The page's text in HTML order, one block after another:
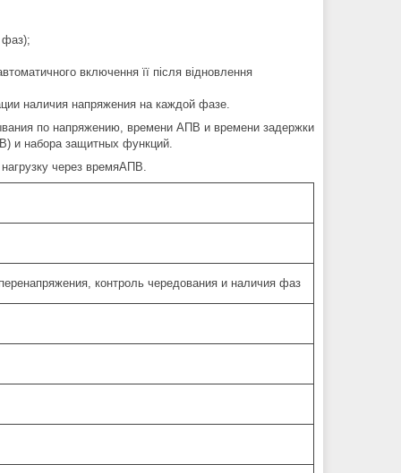
фаз);
включення її після відновлення
наличия напряжения на каждой фазе.
по напряжению, времени АПВ и времени задержки
и набора защитных функций.
через времяАПВ.
контроль чередования и наличия фаз